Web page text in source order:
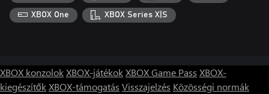
XBOX One XBOX Series X|S
XBOX konzolokXBOX-játékokXBOX Game Pass XBOX-
kiegészítőkXBOX-támogatás Visszajelzés Közösségi normák